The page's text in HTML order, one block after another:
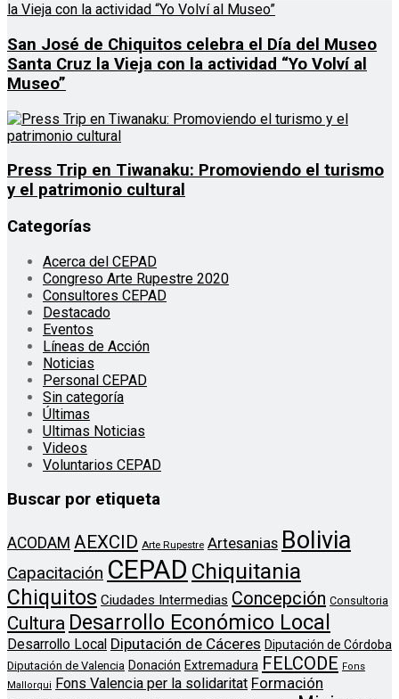
San José de Chiquitos celebra el Día del Museo
Santa Cruz la Vieja con la actividad “Yo Volví al
Museo”
Press Trip en Tiwanaku: Promoviendo el turismo
y el patrimonio cultural
Categorías
Acerca del CEPAD
Congreso Arte Rupestre 2020
Consultores CEPAD
Destacado
Eventos
Líneas de Acción
Noticias
Personal CEPAD
Sin categoría
Últimas
Ultimas Noticias
Videos
Voluntarios CEPAD
Buscar por etiqueta
ACODAM AEXCID Arte Rupestre Artesanias Bolivia
Capacitación CEPAD Chiquitania
Chiquitos Ciudades Intermedias Concepción Consultoria
Cultura Desarrollo Económico Local
Desarrollo Local Diputación de Cáceres Diputación de Córdoba
Diputación de Valencia Donación Extremadura FELCODE Fons
Mallorqui Fons Valencia per la solidaritat Formación